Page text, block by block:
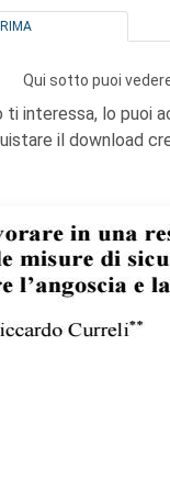
Qui sotto puoi
interessa, lo puoi
il download